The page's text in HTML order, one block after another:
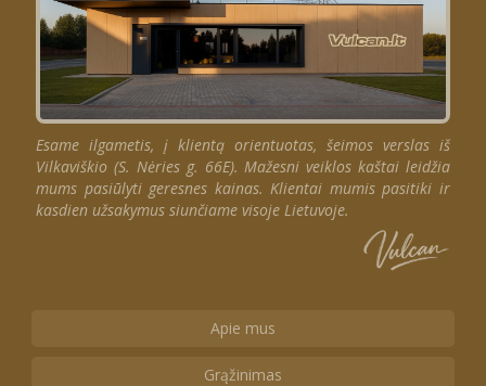
Esame ilgametis, į klientą orientuotas, šeimos verslas iš
Vilkaviškio (S. Nėries g. 66E). Mažesni veiklos kaštai leidžia
mums pasiūlyti geresnes kainas. Klientai mumis pasitiki ir
kasdien užsakymus siunčiame visoje Lietuvoje.
Apie mus
Grąžinimas